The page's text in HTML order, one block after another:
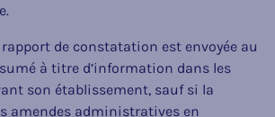
de constatation est envoyée au
à titre d’information dans les
son établissement, sauf si la
amendes administratives en